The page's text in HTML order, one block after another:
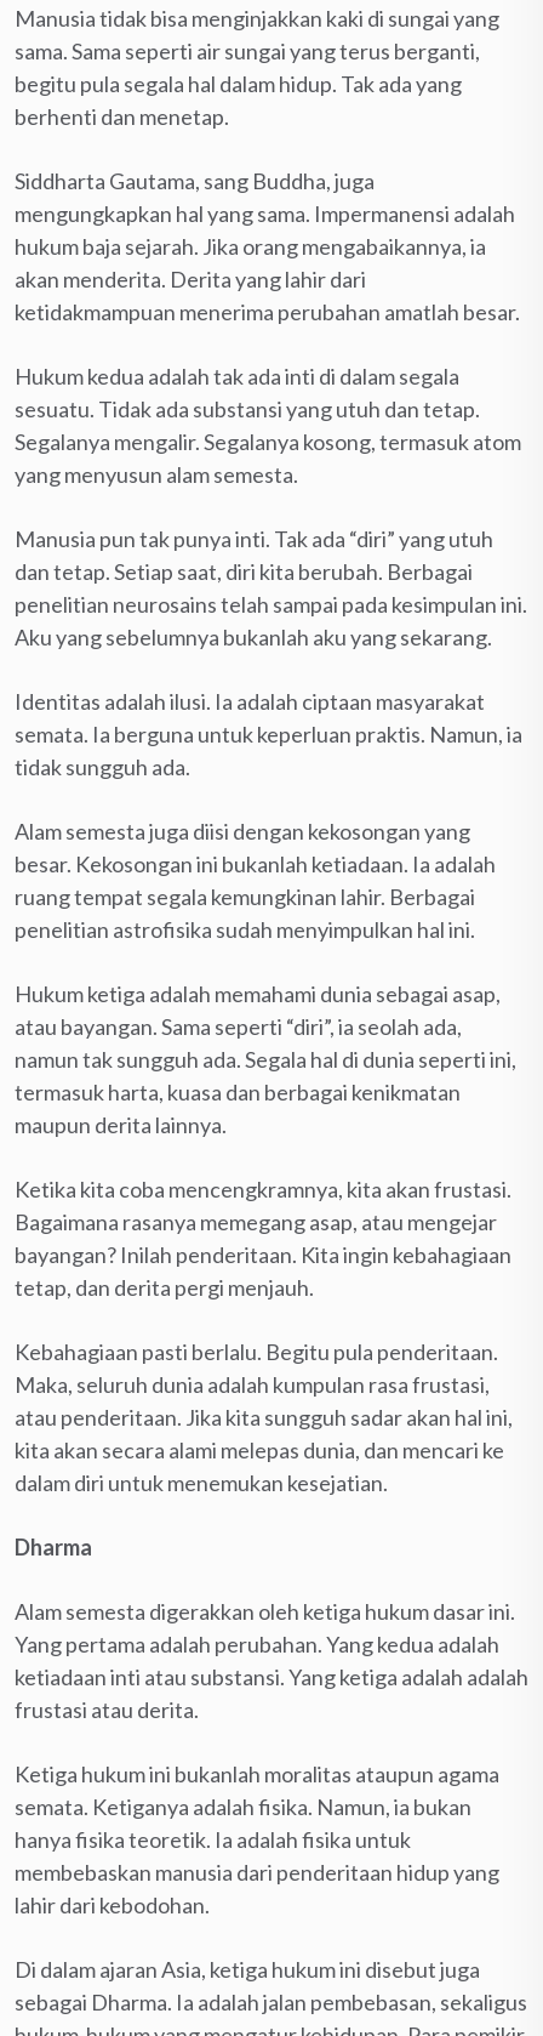
Manusia tidak bisa menginjakkan kaki di sungai yang
sama. Sama seperti air sungai yang terus berganti,
begitu pula segala hal dalam hidup. Tak ada yang
berhenti dan menetap.
Siddharta Gautama, sang Buddha, juga
mengungkapkan hal yang sama. Impermanensi adalah
hukum baja sejarah. Jika orang mengabaikannya, ia
akan menderita. Derita yang lahir dari
ketidakmampuan menerima perubahan amatlah besar.
Hukum kedua adalah tak ada inti di dalam segala
sesuatu. Tidak ada substansi yang utuh dan tetap.
Segalanya mengalir. Segalanya kosong, termasuk atom
yang menyusun alam semesta.
Manusia pun tak punya inti. Tak ada “diri” yang utuh
dan tetap. Setiap saat, diri kita berubah. Berbagai
penelitian neurosains telah sampai pada kesimpulan ini.
Aku yang sebelumnya bukanlah aku yang sekarang.
Identitas adalah ilusi. Ia adalah ciptaan masyarakat
semata. Ia berguna untuk keperluan praktis. Namun, ia
tidak sungguh ada.
Alam semesta juga diisi dengan kekosongan yang
besar. Kekosongan ini bukanlah ketiadaan. Ia adalah
ruang tempat segala kemungkinan lahir. Berbagai
penelitian astrofisika sudah menyimpulkan hal ini.
Hukum ketiga adalah memahami dunia sebagai asap,
atau bayangan. Sama seperti “diri”, ia seolah ada,
namun tak sungguh ada. Segala hal di dunia seperti ini,
termasuk harta, kuasa dan berbagai kenikmatan
maupun derita lainnya.
Ketika kita coba mencengkramnya, kita akan frustasi.
Bagaimana rasanya memegang asap, atau mengejar
bayangan? Inilah penderitaan. Kita ingin kebahagiaan
tetap, dan derita pergi menjauh.
Kebahagiaan pasti berlalu. Begitu pula penderitaan.
Maka, seluruh dunia adalah kumpulan rasa frustasi,
atau penderitaan. Jika kita sungguh sadar akan hal ini,
kita akan secara alami melepas dunia, dan mencari ke
dalam diri untuk menemukan kesejatian.
Dharma
Alam semesta digerakkan oleh ketiga hukum dasar ini.
Yang pertama adalah perubahan. Yang kedua adalah
ketiadaan inti atau substansi. Yang ketiga adalah adalah
frustasi atau derita.
Ketiga hukum ini bukanlah moralitas ataupun agama
semata. Ketiganya adalah fisika. Namun, ia bukan
hanya fisika teoretik. Ia adalah fisika untuk
membebaskan manusia dari penderitaan hidup yang
lahir dari kebodohan.
Di dalam ajaran Asia, ketiga hukum ini disebut juga
sebagai Dharma. Ia adalah jalan pembebasan, sekaligus